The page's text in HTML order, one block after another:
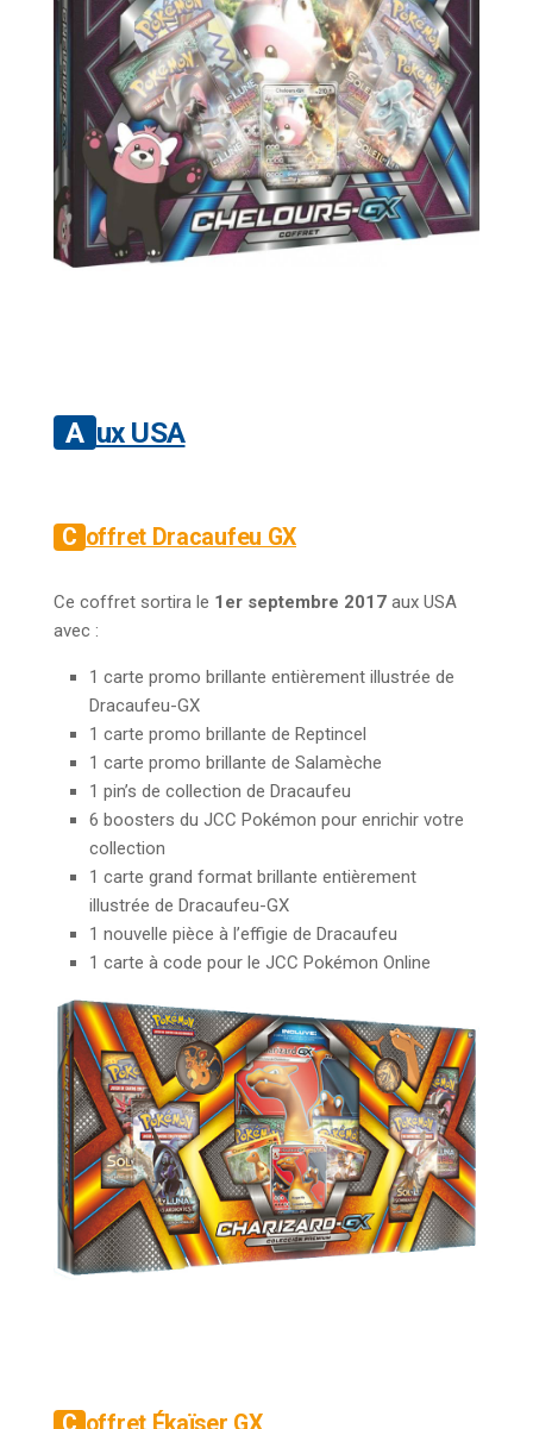
Aux USA
Coffret Dracaufeu GX
Ce coffret sortira le 1er septembre 2017 aux USA
avec :
1 carte promo brillante entièrement illustrée de
Dracaufeu-GX
1 carte promo brillante de Reptincel
1 carte promo brillante de Salamèche
1 pin’s de collection de Dracaufeu
6 boosters du JCC Pokémon pour enrichir votre
collection
1 carte grand format brillante entièrement
illustrée de Dracaufeu-GX
1 nouvelle pièce à l’effigie de Dracaufeu
1 carte à code pour le JCC Pokémon Online